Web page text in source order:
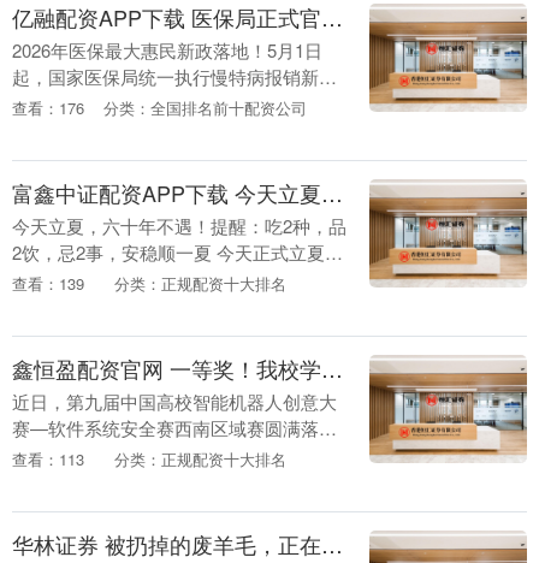
亿融配资APP下载 医保局正式官宣！5月医保新规落地，62种慢性病免门槛，家家户户都受用
2026年医保最大惠民新政落地！5月1日
起，国家医保局统一执行慢特病报销新
规，62种常见慢性病、特殊病全部取消起
报，60岁以....
查看：176 分类：全国排名前十配资公司
富鑫中证配资APP下载 今天立夏，六十年不遇！提醒：吃2种，品2饮，忌2事，稳过夏
今天立夏，六十年不遇！提醒：吃2种，品
2饮，忌2事，安稳顺一夏 今天正式立夏
啦！今年可是60年一遇的火马立夏，上一
辈....
查看：139 分类：正规配资十大排名
鑫恒盈配资官网 一等奖！我校学子在第九届软件系统安全赛西南区域赛中荣获佳绩
近日，第九届中国高校智能机器人创意大
赛—软件系统安全赛西南区域赛圆满落
幕。我校计算机与软件学院学子凭借扎实
队协作能力脱颖而出....
查看：113 分类：正规配资十大排名
华林证券 被扔掉的废羊毛，正在被科学家用来修复人体骨骼